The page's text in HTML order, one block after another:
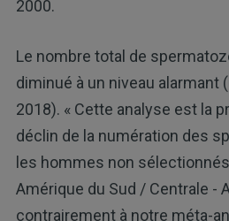
2000.
Le nombre total de
diminué à un niveau alarmant
2018). « Cette analyse est la
déclin de la numération des
les hommes non
Amérique du Sud / Centrale -
contrairement à notre méta-